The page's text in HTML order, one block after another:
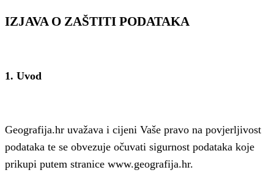
IZJAVA O ZAŠTITI PODATAKA
1. Uvod
Geografija.hr uvažava i cijeni Vaše pravo na povjerljivost
podataka te se obvezuje očuvati sigurnost podataka koje
prikupi putem stranice www.geografija.hr.